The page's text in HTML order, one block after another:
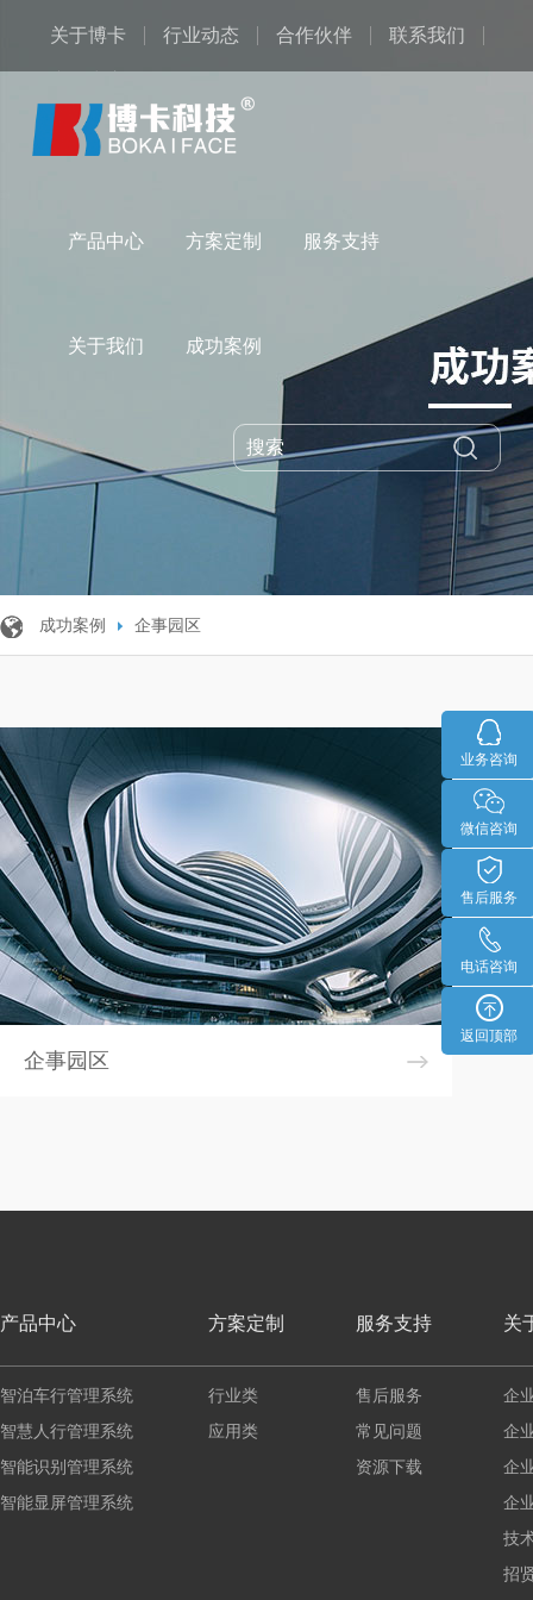
关于博卡 行业动态 合作伙伴 联系我们
产品中心 方案定制 服务支持
关于我们 成功案例
成功案例 企事园区
企事园区
产品中心
智泊车行管理系统
智慧人行管理系统
智能识别管理系统
智能显屏管理系统
方案定制
行业类
应用类
服务支持
售后服务
常见问题
资源下载
关
企
企
企
企
技
招
业务咨询
微信咨询
售后服务
电话咨询
返回顶部